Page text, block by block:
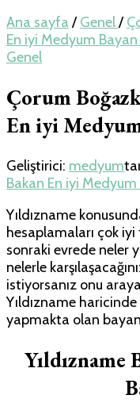
Ana sayfa / Genel/
En iyi Medyum
Genel
Çorum
En iyi
Geliştirici: medyum
Bakan En iyi
Yıldızname
hesaplamaları çok
sonraki evrede neler
nelerle
istiyorsanız onu
Yıldızname
yapmakta olan